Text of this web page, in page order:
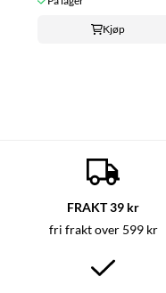
Kjøp
FRAKT 39 kr
fri frakt over 599 kr